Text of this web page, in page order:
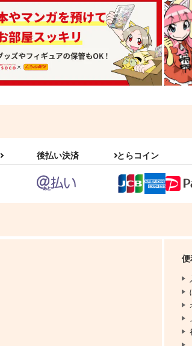
後払い決済 とらコイン